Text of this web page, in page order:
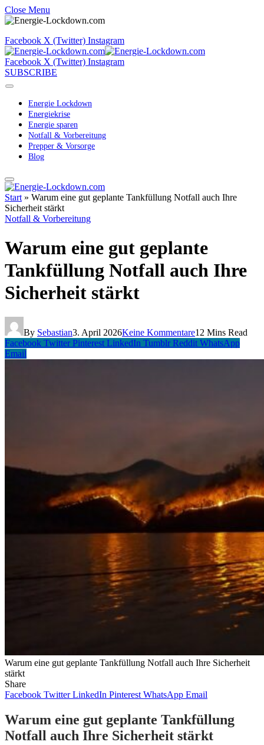
Close Menu
Facebook X (Twitter) Instagram
Facebook X (Twitter) Instagram
SUBSCRIBE
Energie Lockdown
Energiekrise
Energie sparen
Notfall & Vorbereitung
Prepper & Vorsorge
Blog
Start » Warum eine gut geplante Tankfüllung Notfall auch Ihre
Sicherheit stärkt
Notfall & Vorbereitung
Warum eine gut geplante
Tankfüllung Notfall auch Ihre
Sicherheit stärkt
By Sebastian3. April 2026Keine Kommentare12 Mins Read
Facebook Twitter Pinterest LinkedIn Tumblr Reddit WhatsApp
Email
Warum eine gut geplante Tankfüllung Notfall auch Ihre Sicherheit
stärkt
Share
Facebook Twitter LinkedIn Pinterest WhatsApp Email
Warum eine gut geplante Tankfüllung
Notfall auch Ihre Sicherheit stärkt